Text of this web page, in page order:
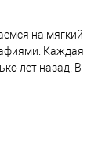
на мягкий
Каждая
лет назад. В